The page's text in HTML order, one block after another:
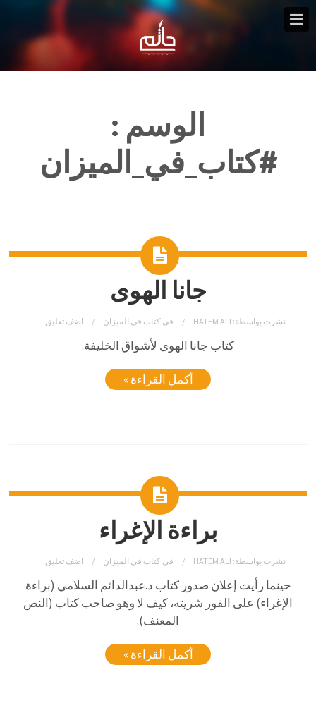
الوسم :
#كتاب_في_الميزان
جانا الهوى
نشرت بواسطة: HATEM ALI فيكتاب في الميزان اضف تعليق
كتاب جانا الهوى لأشواق الخليفة.
أكمل القراءة »
براءة الإغراء
نشرت بواسطة: HATEM ALI فيكتاب في الميزان اضف تعليق
حينما رأيت إعلان صدور كتاب د.عبدالدائم السلامي (براءة
الإغراء) على الفور شريته، كيف لا وهو صاحب كتاب (النص
المعنف).
أكمل القراءة »